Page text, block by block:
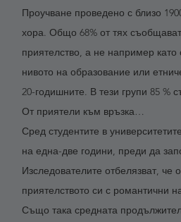
Проучване проведено с близо
хора. Общо 68% от тях
приятелство, а не например
нивото на образование или
20-годишните. В тези групи 85 %
От приятели към връзка…
Сред студентите в
на една-две години, преди да
Изследователите отбелязват, че
приятелството си с романтични
Също така средната